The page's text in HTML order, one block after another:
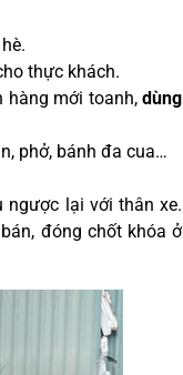
thực khách.
hàng mới toanh, dùng
phở, bánh đa cua…
ngược lại với thân xe.
đóng chốt khóa ở